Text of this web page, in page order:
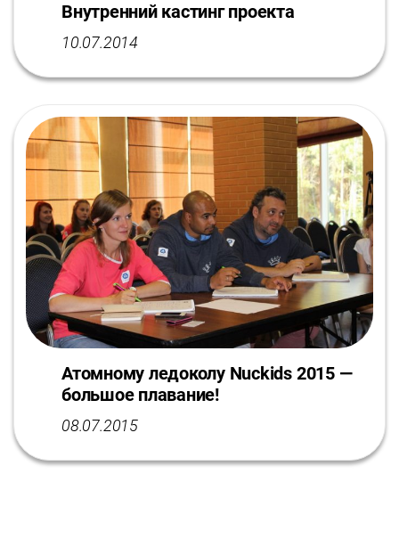
Внутренний кастинг проекта
10.07.2014
Атомному ледоколу Nuсkids 2015 —
большое плавание!
08.07.2015